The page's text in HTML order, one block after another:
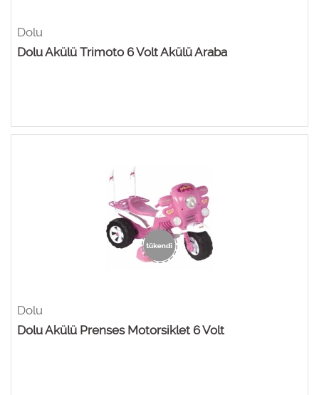
Dolu
Dolu Akülü Trimoto 6 Volt Akülü Araba
Dolu
Dolu Akülü Prenses Motorsiklet 6 Volt